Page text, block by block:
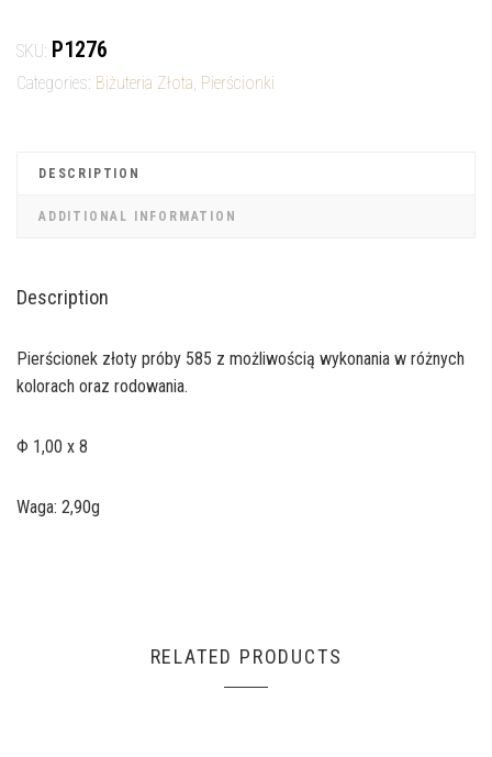
SKU: P1276
Categories: Biżuteria Złota Pierścionki
DESCRIPTION
ADDITIONAL INFORMATION
Description
Pierścionek złoty próby 585 z możliwością wykonania w różnych
kolorach oraz rodowania.
Φ 1,00 x 8
Waga: 2,90g
RELATED PRODUCTS